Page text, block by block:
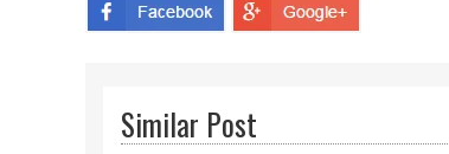
Similar Post